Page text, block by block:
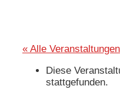
« Alle Veranstaltungen
Diese
stattgefunden.